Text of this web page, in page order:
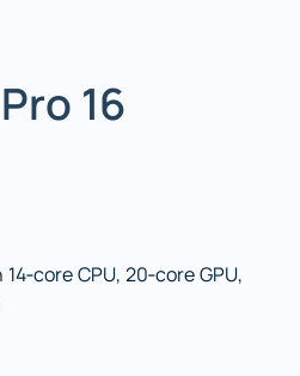
16
CPU, 20‑core GPU,